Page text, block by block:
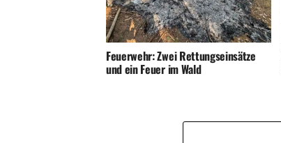
Feuerwehr: Zwei Rettungseinsätze
und ein Feuer im Wald